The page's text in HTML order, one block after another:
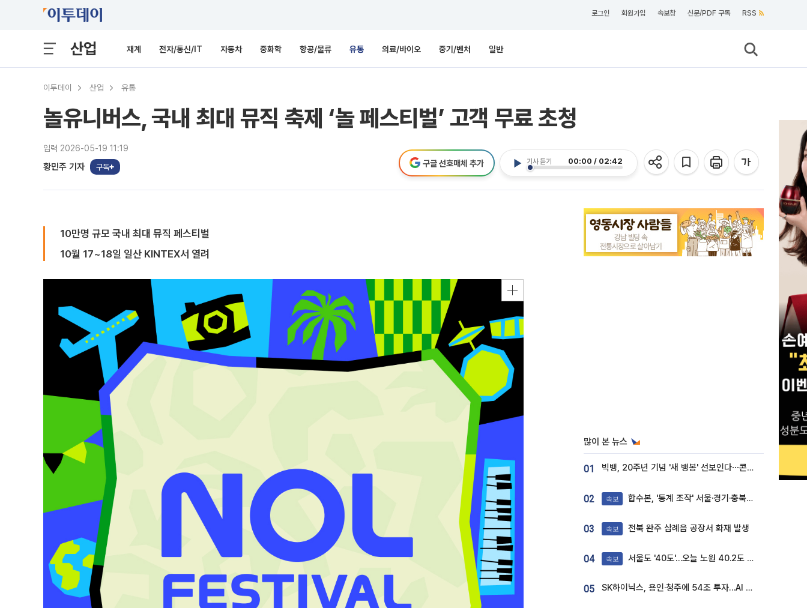
로그인 회원가입 속보창 신문/PDF 구독 RSS
산업 재계 전자/통신/IT 자동차 중화학 항공/물류 유통 의료/바이오 중기/벤처 일반
이투데이 산업 유통
놀유니버스, 국내 최대 뮤직 축제 ‘놀 페스티벌’ 고객 무료 초청
입력 2026-05-19 11:19
황민주 기자 구독
기사 듣기 00:00 / 02:42
구글 선호매체 추가
10만명 규모 국내 최대 뮤직 페스티벌
10월 17~18일 일산 KINTEX서 열려
많이 본 뉴스
01 빅뱅, 20주년 기념 '새 뱅봉' 선보인다⋯콘서트 앞두고 팝업 개최
02 속보 합수본, '통계 조작' 서울·경기·충북 선관위 등 추가 압수수색
03 속보 전북 완주 삼례읍 공장서 화재 발생
04 속보 서울도 '40도'…오늘 노원 40.2도 기록
05 SK하이닉스, 용인·청주에 54조 투자…AI 메모리 생산기지 키운다